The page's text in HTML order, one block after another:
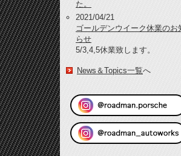
た。
2021/04/21
ゴールデンウイーク休業のお
らせ
5/3,4,5休業致します。
News＆Topics一覧へ